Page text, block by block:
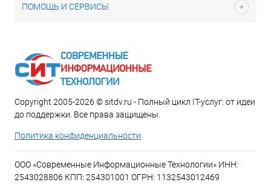
ПОМОЩЬ И СЕРВИСЫ
Copyright 2005-2026 © sitdv.ru - Полный цикл IT-услуг: от идеи
до поддержки. Все права защищены.
Политика конфиденциальности
ООО «Современные Информационные Технологии» ИНН:
2543028806 КПП: 254301001 ОГРН: 1132543012469